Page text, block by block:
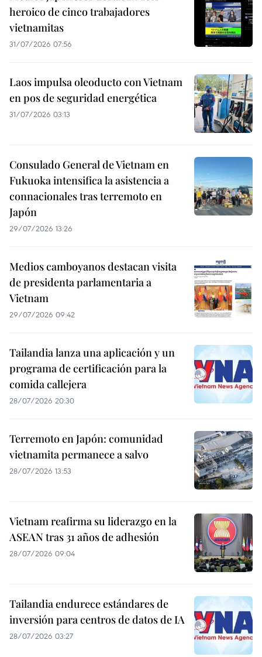
heroico de cinco trabajadores
vietnamitas
31/07/2026 07:56
Laos impulsa oleoducto con Vietnam
en pos de seguridad energética
31/07/2026 03:13
Consulado General de Vietnam en
Fukuoka intensifica la asistencia a
connacionales tras terremoto en
Japón
29/07/2026 13:26
Medios camboyanos destacan visita
de presidenta parlamentaria a
Vietnam
29/07/2026 09:42
Tailandia lanza una aplicación y un
programa de certificación para la
comida callejera
28/07/2026 20:30
Terremoto en Japón: comunidad
vietnamita permanece a salvo
28/07/2026 13:53
Vietnam reafirma su liderazgo en la
ASEAN tras 31 años de adhesión
28/07/2026 09:04
Tailandia endurece estándares de
inversión para centros de datos de IA
28/07/2026 03:27